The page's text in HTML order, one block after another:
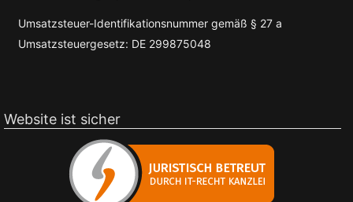
Umsatzsteuer-Identifikationsnummer gemäß § 27 a
Umsatzsteuergesetz: DE 299875048
Website ist sicher